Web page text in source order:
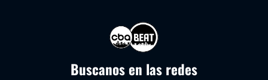
Buscanos en las redes